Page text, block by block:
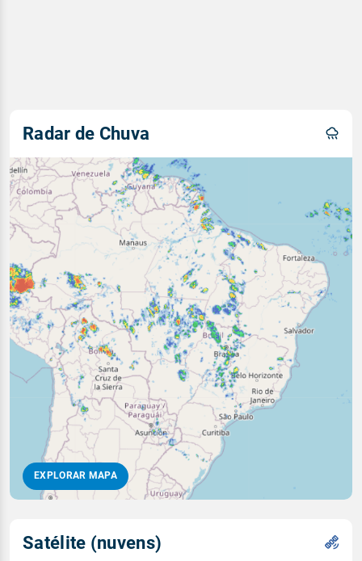
Radar de Chuva
EXPLORAR MAPA
Satélite (nuvens)